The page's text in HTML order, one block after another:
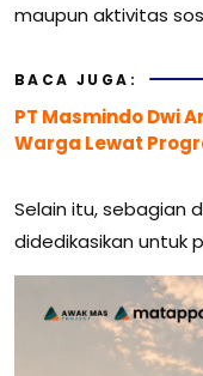
maupun aktivitas
BACA JUGA:
PT Masmindo Dwi
Warga Lewat
Selain itu, sebagian
didedikasikan untuk